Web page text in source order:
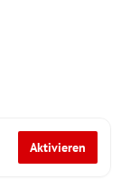
Aktivieren